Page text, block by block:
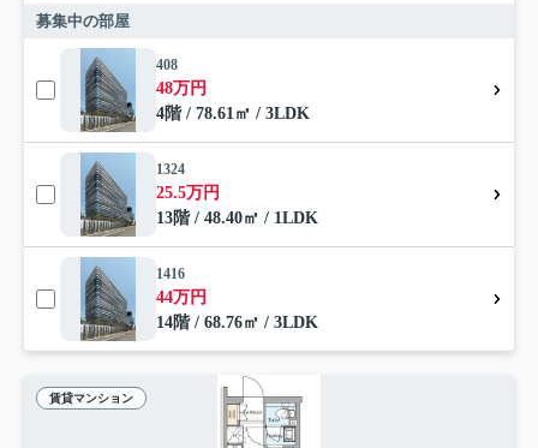
募集中の部屋
408
48万円
4階 / 78.61㎡ / 3LDK
1324
25.5万円
13階 / 48.40㎡ / 1LDK
1416
44万円
14階 / 68.76㎡ / 3LDK
賃貸マンション